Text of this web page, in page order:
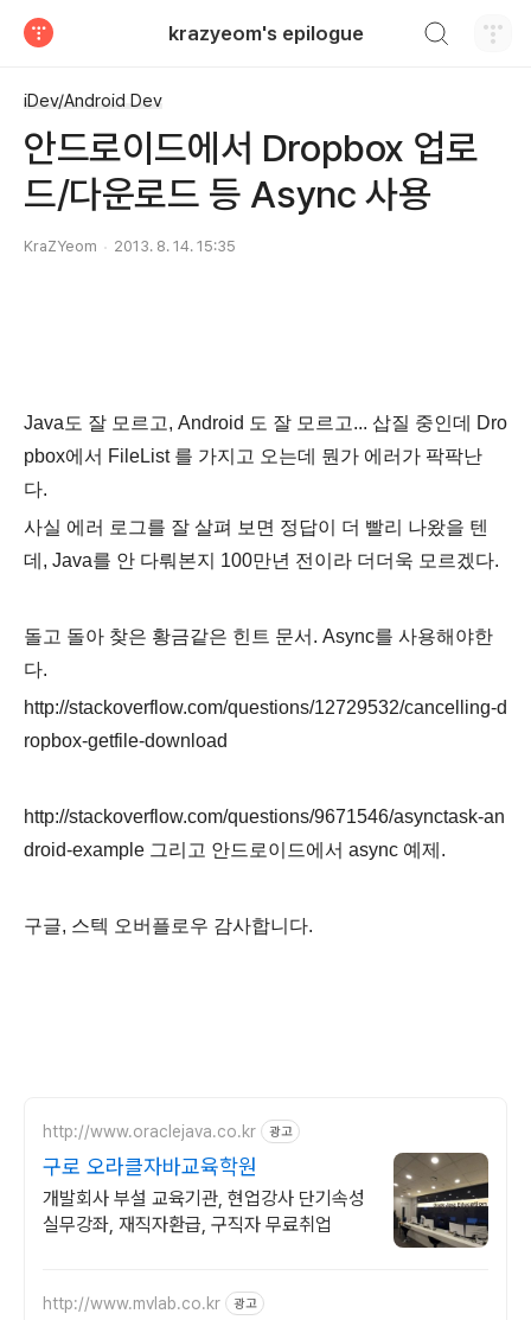
krazyeom's epilogue
iDev/Android Dev
안드로이드에서 Dropbox 업로
드/다운로드 등 Async 사용
KraZYeom 2013. 8. 14. 15:35
Java도 잘 모르고, Android 도 잘 모르고... 삽질 중인데 Dro
pbox에서 FileList 를 가지고 오는데 뭔가 에러가 팍팍난
다.
사실 에러 로그를 잘 살펴 보면 정답이 더 빨리 나왔을 텐
데, Java를 안 다뤄본지 100만년 전이라 더더욱 모르겠다.
돌고 돌아 찾은 황금같은 힌트 문서. Async를 사용해야한
다.
http://stackoverflow.com/questions/12729532/cancelling-d
ropbox-getfile-download
http://stackoverflow.com/questions/9671546/asynctask-an
droid-example 그리고 안드로이드에서 async 예제.
구글, 스텍 오버플로우 감사합니다.
http://www.oraclejava.co.kr 광고
구로 오라클자바교육학원
개발회사 부설 교육기관, 현업강사 단기속성
실무강좌, 재직자환급, 구직자 무료취업
http://www.mvlab.co.kr 광고